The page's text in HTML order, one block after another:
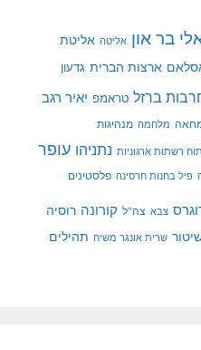
בר און אליטה אליטת
ארצות הברית גדעון
ברזל טראמפ יאיר רגב
מלחמה מנהיגות
רשתות ארגוניות נתניהו עופר
פיל בחנות חרסינה פלסטינים
צבא צה"ל קורונה רוסיה
שרית אונגר משיח תהילים